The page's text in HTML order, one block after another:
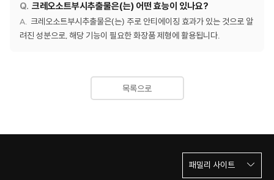
크레오소트부시추출물은(는) 어떤 효능이 있나요?
크레오소트부시추출물은(는) 주로 안티에이징 효과가 있는 것으로 알
려진 성분으로, 해당 기능이 필요한 화장품 제형에 활용됩니다.
목록으로
패밀리 사이트